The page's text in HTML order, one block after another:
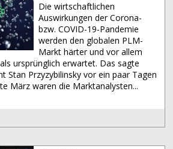
Die wirtschaftlichen
Auswirkungen der Corona-
bzw. COVID-19-Pandemie
werden den globalen PLM-
Markt härter und vor allem
ursprünglich erwartet. Das sagte
Stan Przyzybilinsky vor ein paar Tagen
März waren die Marktanalysten...